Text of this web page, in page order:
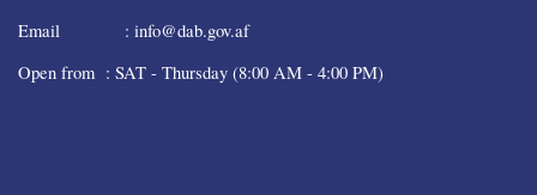
Email : info@dab.gov.af
Open from : SAT - Thursday (8:00 AM - 4:00 PM)